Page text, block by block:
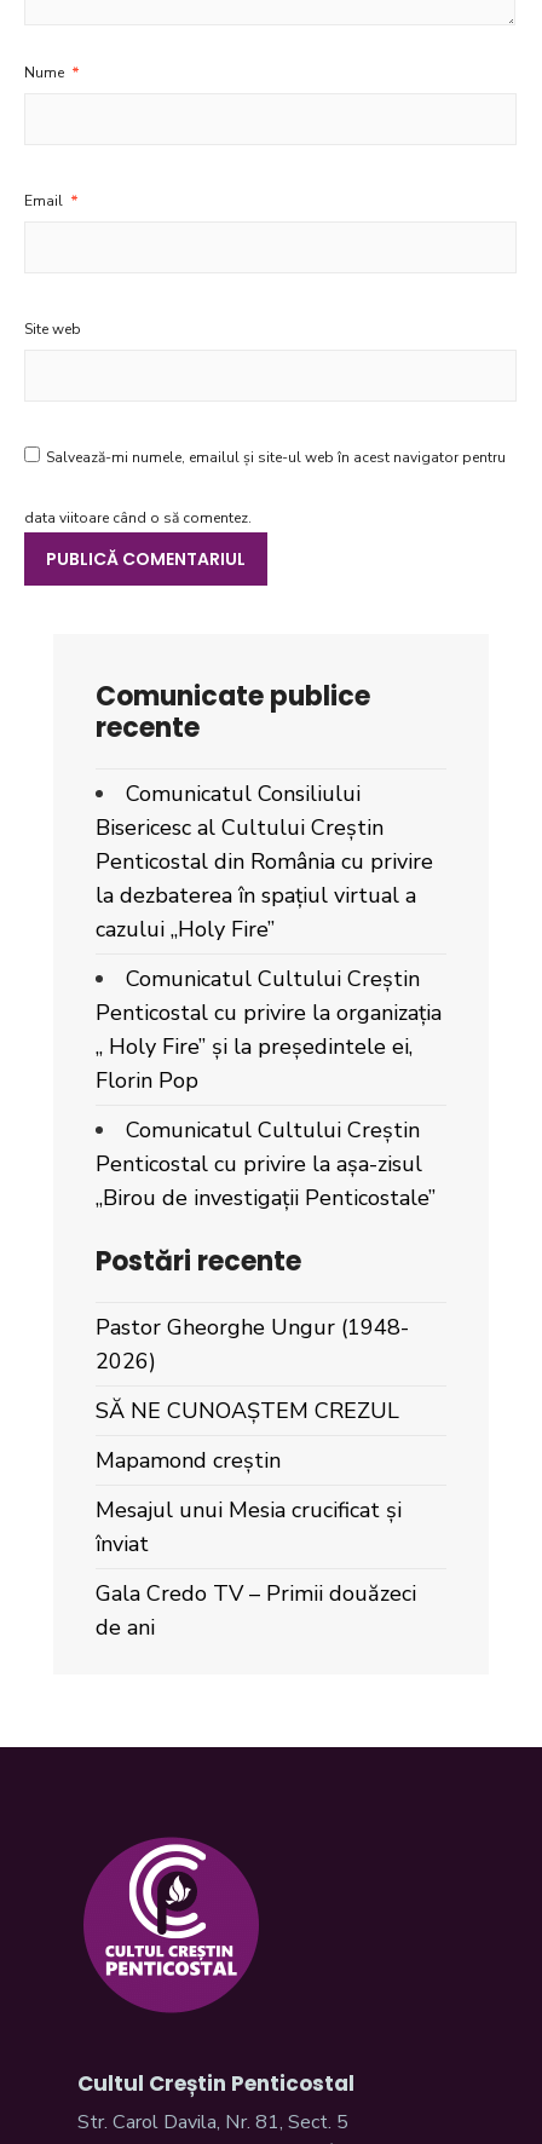
Nume *
Email *
Site web
Salvează-mi numele, emailul și site-ul web în acest navigator pentru
data viitoare când o să comentez.
Comunicate publice
recente
Comunicatul Consiliului
Bisericesc al Cultului Creștin
Penticostal din România cu privire
la dezbaterea în spațiul virtual a
cazului „Holy Fire”
Comunicatul Cultului Creștin
Penticostal cu privire la organizația
„ Holy Fire” și la președintele ei,
Florin Pop
Comunicatul Cultului Creștin
Penticostal cu privire la așa-zisul
„Birou de investigații Penticostale”
Postări recente
Pastor Gheorghe Ungur (1948-
2026)
SĂ NE CUNOAȘTEM CREZUL
Mapamond creștin
Mesajul unui Mesia crucificat și
înviat
Gala Credo TV – Primii douăzeci
de ani
Cultul Creștin Penticostal
Str. Carol Davila, Nr. 81, Sect. 5